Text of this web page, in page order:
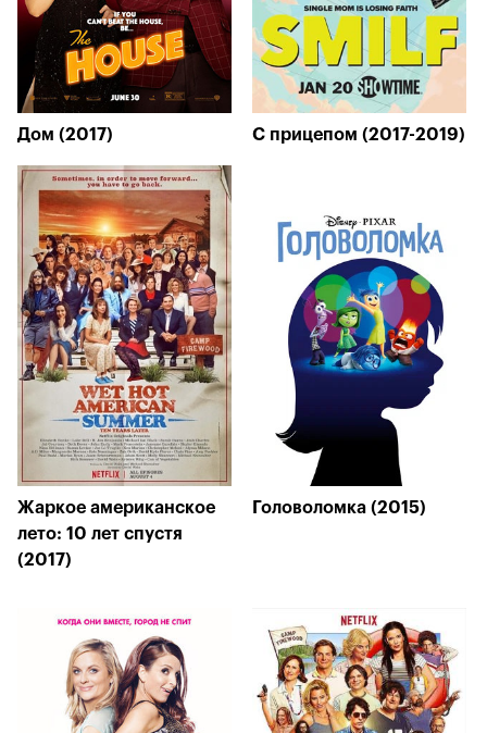
Дом (2017) С прицепом (2017-2019)
Жаркое американское
лето: 10 лет спустя
(2017)
Головоломка (2015)